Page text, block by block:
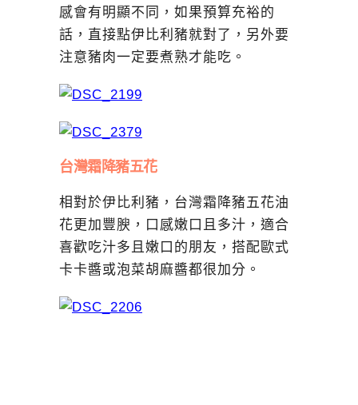
感會有明顯不同，如果預算充裕的
話，直接點伊比利豬就對了，另外要
注意豬肉一定要煮熟才能吃。
台灣霜降豬五花
相對於伊比利豬，台灣霜降豬五花油
花更加豐腴，口感嫩口且多汁，適合
喜歡吃汁多且嫩口的朋友，搭配歐式
卡卡醬或泡菜胡麻醬都很加分。